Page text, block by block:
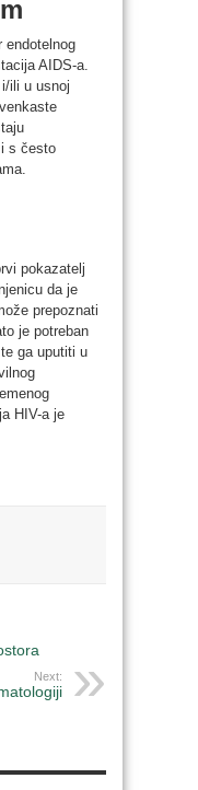
endotelnog
AIDS-a.
ili u usnoj
s često
pokazatelj
da je
prepoznati
je potreban
ga uputiti u
HIV-a je
Next: